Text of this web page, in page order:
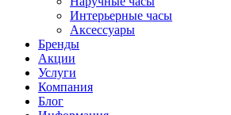
Интерьерные часы
Аксессуары
Бренды
Акции
Услуги
Компания
Блог